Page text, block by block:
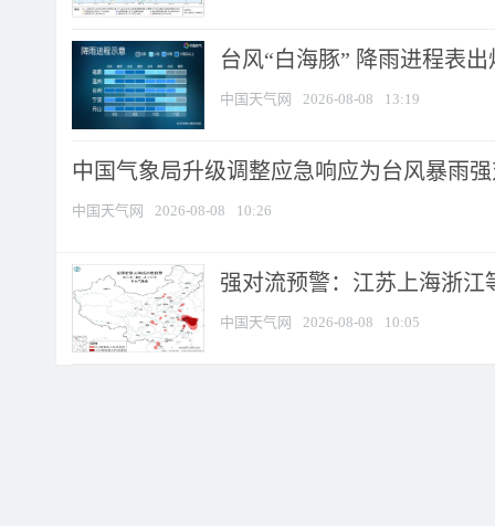
台风“白海豚” 降雨进程表
中国天气网 2026-08-08 13:19
中国气象局升级调整应急响应为台风暴雨
中国天气网 2026-08-08 10:26
强对流预警：江苏上海浙江
中国天气网 2026-08-08 10:05